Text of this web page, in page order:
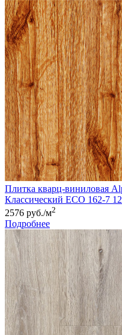
Плитка кварц-виниловая
Классический ЕСО 162-7
2576 руб./м2
Подробнее